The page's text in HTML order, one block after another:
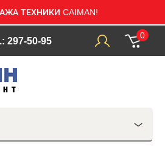
ТЕХНИКИ CAIMAN!
297-50-95
0